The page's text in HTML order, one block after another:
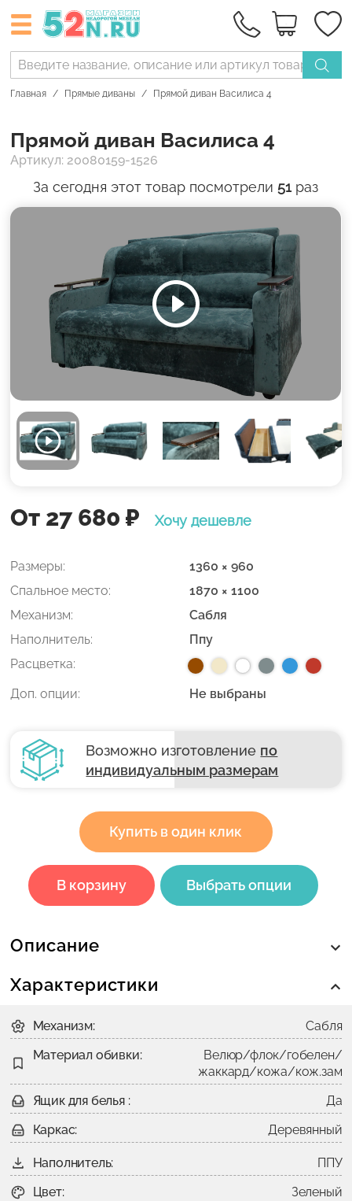
Главная Прямые диваны Прямой диван Василиса 4
Прямой диван Василиса 4
Артикул: 20080159-1526
За сегодня этот товар посмотрели 51 раз
От 27 680 ₽ Хочу дешевле
Размеры:
1360 × 960
Спальное место:
1870 × 1100
Механизм:
Сабля
Наполнитель:
Ппу
Расцветка:
Доп. опции:
Не выбраны
Возможно изготовление по
индивидуальным размерам
Купить в один клик
В корзину Выбрать опции
Описание
Характеристики
Механизм:
Сабля
Материал обивки:
Велюр/флок/гобелен/
жаккард/кожа/кож.зам
Ящик для белья :
Да
Каркас:
Деревянный
Наполнитель:
ППУ
Цвет:
Зеленый